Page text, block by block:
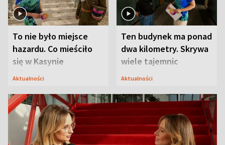
To nie było miejsce
hazardu. Co mieściło
się w Kasynie
Oficerskim?
Aktualności
Ten budynek ma ponad
dwa kilometry. Skrywa
wiele tajemnic
Aktualności